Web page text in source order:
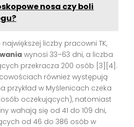
nosa czy boli
liczby pracowni TK,
wynosi 33–63 dni, a liczba
przekracza 200 osób [3][4] .
również występują
przykład w Myślenicach czeka
osób oczekujących), natomiast
wahają się od 41 do 109 dni,
od 46 do 386 osób w